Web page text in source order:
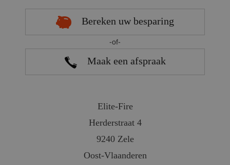
Bereken uw besparing
-of-
Maak een afspraak
Elite-Fire
Herderstraat 4
9240 Zele
Oost-Vlaanderen